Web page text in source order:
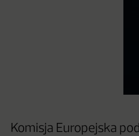
Komisja Europejska